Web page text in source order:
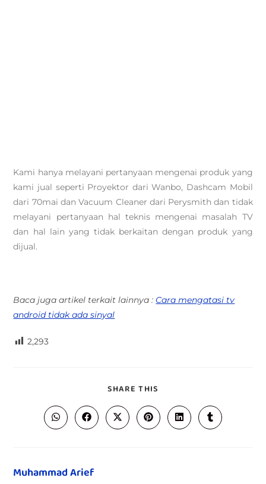
Kami hanya melayani pertanyaan mengenai produk yang
kami jual seperti Proyektor dari Wanbo, Dashcam Mobil
dari 70mai dan Vacuum Cleaner dari Perysmith dan tidak
melayani pertanyaan hal teknis mengenai masalah TV
dan hal lain yang tidak berkaitan dengan produk yang
dijual.
Baca juga artikel terkait lainnya : Cara mengatasi tv
android tidak ada sinyal
2,293
SHARE THIS
Muhammad Arief